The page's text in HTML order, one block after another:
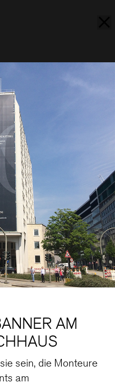
AM
sein, die Monteure
am